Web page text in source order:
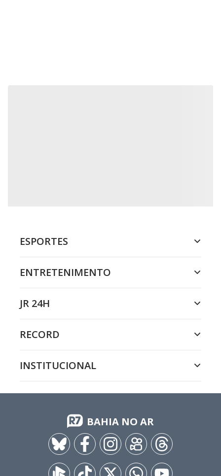
ESPORTES
ENTRETENIMENTO
JR 24H
RECORD
INSTITUCIONAL
BAHIA NO AR